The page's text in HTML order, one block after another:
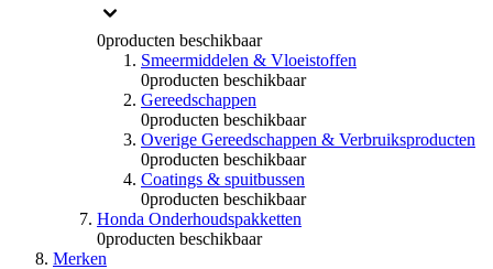
0producten beschikbaar
Smeermiddelen & Vloeistoffen
0producten beschikbaar
Gereedschappen
0producten beschikbaar
Overige Gereedschappen & Verbruiksproducten
0producten beschikbaar
Coatings & spuitbussen
0producten beschikbaar
Honda Onderhoudspakketten
0producten beschikbaar
Merken